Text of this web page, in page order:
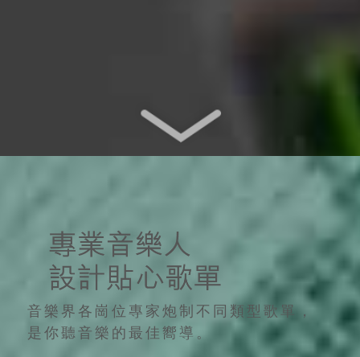
音樂界各崗位專家炮制不同類型歌單，
是你聽音樂的最佳嚮導。